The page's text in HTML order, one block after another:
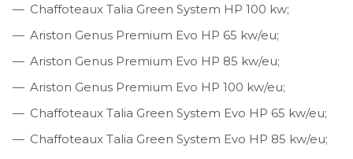
Chaffoteaux Talia Green System HP 100 kw;
Ariston Genus Premium Evo HP 65 kw/eu;
Ariston Genus Premium Evo HP 85 kw/eu;
Ariston Genus Premium Evo HP 100 kw/eu;
Chaffoteaux Talia Green System Evo HP 65 kw/eu;
Chaffoteaux Talia Green System Evo HP 85 kw/eu;